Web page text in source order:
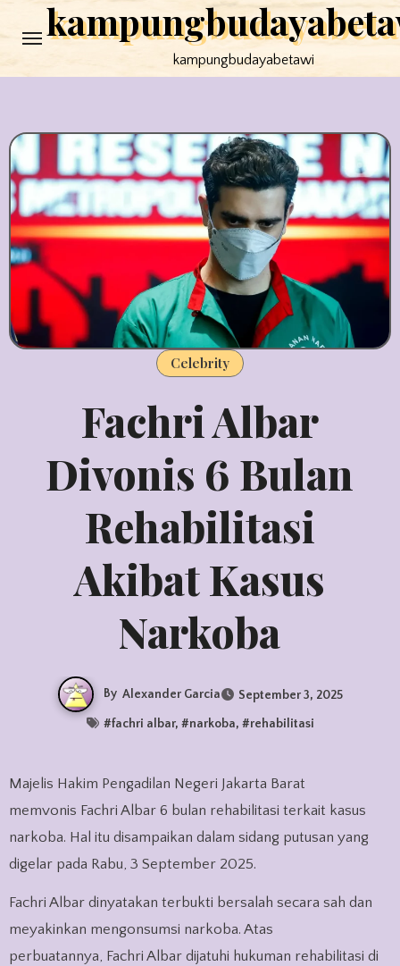
to
kampungbudayabetawi
Celebrity
Fachri Albar
Divonis 6 Bulan
Rehabilitasi
Akibat Kasus
Narkoba
By Alexander Garcia September 3, 2025
#fachri albar, #narkoba, #rehabilitasi
Majelis Hakim Pengadilan Negeri Jakarta Barat
memvonis Fachri Albar 6 bulan rehabilitasi terkait kasus
narkoba. Hal itu disampaikan dalam sidang putusan yang
digelar pada Rabu, 3 September 2025.
Fachri Albar dinyatakan terbukti bersalah secara sah dan
meyakinkan mengonsumsi narkoba. Atas
perbuatannya, Fachri Albar dijatuhi hukuman rehabilitasi di